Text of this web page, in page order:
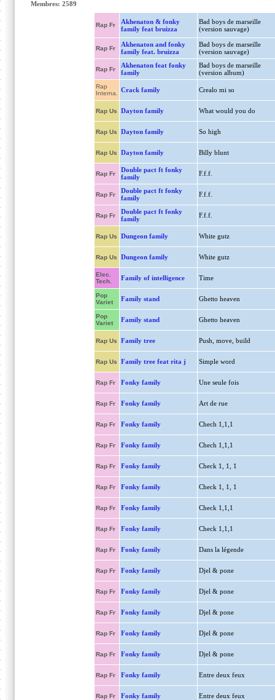
Membres: 2589
Rap Fr
Akhenaton & fonky
family feat bruizza
Bad boys de marseille
(version sauvage)
Rap Fr
Akhenaton and fonky
family feat. bruizza
Bad boys de marseille
(version sauvage)
Rap Fr
Akhenaton feat fonky
family
Bad boys de marseille
(version album)
Rap
Interna.
Crack family Crealo mi so
Rap Us Dayton family What would you do
Rap Us Dayton family So high
Rap Us Dayton family Billy blunt
Rap Fr
Double pact ft fonky
family
F.f.f.
Rap Fr
Double pact ft fonky
family
F.f.f.
Rap Fr
Double pact ft fonky
family
F.f.f.
Rap Us Dungeon family White gutz
Rap Us Dungeon family White gutz
Elec.
Tech.
Family of intelligence Time
Pop
Variet
Family stand Ghetto heaven
Pop
Variet
Family stand Ghetto heaven
Rap Us Family tree Push, move, build
Rap Us Family tree feat rita j Simple word
Rap Fr Fonky family Une seule fois
Rap Fr Fonky family Art de rue
Rap Fr Fonky family Chech 1,1,1
Rap Fr Fonky family Chech 1,1,1
Rap Fr Fonky family Check 1, 1, 1
Rap Fr Fonky family Check 1, 1, 1
Rap Fr Fonky family Check 1,1,1
Rap Fr Fonky family Check 1,1,1
Rap Fr Fonky family Dans la légende
Rap Fr Fonky family Djel & pone
Rap Fr Fonky family Djel & pone
Rap Fr Fonky family Djel & pone
Rap Fr Fonky family Djel & pone
Rap Fr Fonky family Djel & pone
Rap Fr Fonky family Entre deux feux
Rap Fr Fonky family Entre deux feux